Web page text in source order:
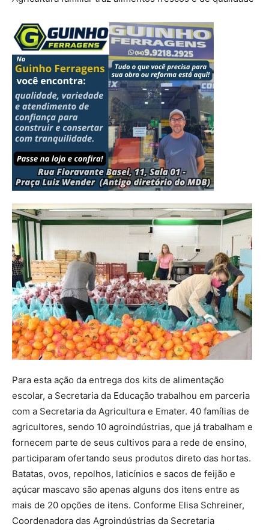
Para esta ação da entrega dos kits de alimentação
escolar, a Secretaria da Educação trabalhou em parceria
com a Secretaria da Agricultura e Emater. 40 famílias de
agricultores, sendo 10 agroindústrias, que já trabalham e
fornecem parte de seus cultivos para a rede de ensino,
participaram ofertando seus produtos direto das hortas.
Batatas, ovos, repolhos, laticínios e sacos de feijão e
açúcar mascavo são apenas alguns dos itens entre as
mais de 20 opções de itens. Conforme Elisa Schreiner,
Coordenadora das Agroindústrias da Secretaria